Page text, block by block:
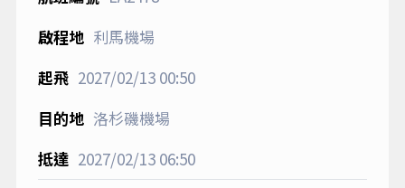
利馬機場
2027/02/1300:50
洛杉磯機場
2027/02/1306:50